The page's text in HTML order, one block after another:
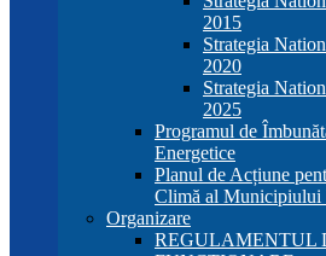
2015
Strategia
2020
Strategia
2025
Programul de
Energetice
Planul de Acțiune
Climă al Municipiului
Organizare
REGULAMENTUL